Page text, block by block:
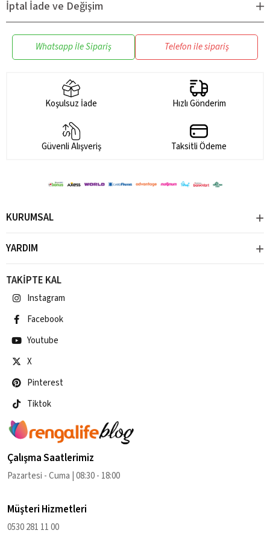
su mataralarınızı ve termoslarınızı düşürme veya çarpma gibi
- Kimyasal direnci yüksektir:
Tritan, çeşitli kimyasallara karşı
dirençlidir. Bu, su mataralarınızın ve termoslarınızın uzun süre
Tritan hakkında daha detaylı bilgi için tıklayın.
İptal İade ve Değişim
Whatsapp İle Sipariş Telefon ile sipariş
Koşulsuz İade Hızlı Gönderim
Güvenli Alışveriş Taksitli Ödeme
KURUMSAL
YARDIM
TAKİPTE KAL
Instagram
Facebook
Youtube
X
Pinterest
Tiktok
Çalışma Saatlerimiz
Pazartesi - Cuma | 08:30 - 18:00
Müşteri Hizmetleri
0530 281 11 00